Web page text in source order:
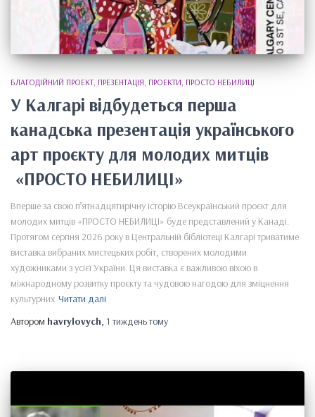
БЛАГОДІЙНИЙ ПРОЕКТ ПРЕЗЕНТАЦІЯ ПРОЕКТИ ПРОСТО НЕБИЛИЦІ
У Калгарі відбудеться перша
канадська презентація українського
арт проєкту для молодих митців
«ПРОСТО НЕБИЛИЦІ»
Вперше за свою п’ятнадцятирічну історію Всеукраїнський проєкт для
молодих митців «ПРОСТО НЕБИЛИЦІ» буде представлений у Канаді.
Протягом серпня 2026 року в Центральній бібліотеці Калгарі триватиме
виставка вибраних мистецьких робіт, створених молодими
художниками з усієї України. Ця виставка є важливою віхою в
міжнародному розвитку проєкту та чудовою нагодою для зміцнення
культурних Читати далі
Автором havrylovych, 1 тижденьтому